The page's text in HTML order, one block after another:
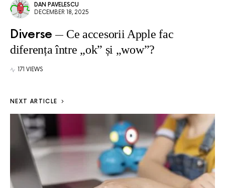
DAN PAVELESCU
DECEMBER 18, 2025
Diverse
Ce accesorii Apple fac
diferența între „ok” și „wow”?
171 VIEWS
NEXT ARTICLE